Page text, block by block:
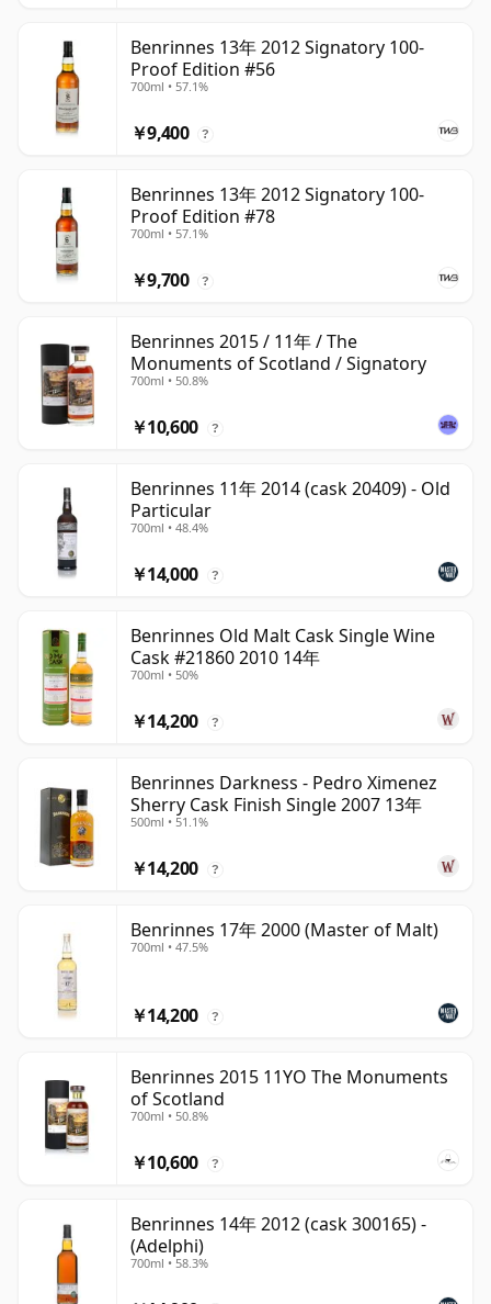
Benrinnes 13年 2012 Signatory 100-
Proof Edition #56
700ml • 57.1%
￥9,400 ?
Benrinnes 13年 2012 Signatory 100-
Proof Edition #78
700ml • 57.1%
￥9,700 ?
Benrinnes 2015 / 11年 / The
Monuments of Scotland / Signatory
700ml • 50.8%
￥10,600 ?
Benrinnes 11年 2014 (cask 20409) - Old
Particular
700ml • 48.4%
￥14,000 ?
Benrinnes Old Malt Cask Single Wine
Cask #21860 2010 14年
700ml • 50%
￥14,200 ?
Benrinnes Darkness - Pedro Ximenez
Sherry Cask Finish Single 2007 13年
500ml • 51.1%
￥14,200 ?
Benrinnes 17年 2000 (Master of Malt)
700ml • 47.5%
￥14,200 ?
Benrinnes 2015 11YO The Monuments
of Scotland
700ml • 50.8%
￥10,600 ?
Benrinnes 14年 2012 (cask 300165) -
(Adelphi)
700ml • 58.3%